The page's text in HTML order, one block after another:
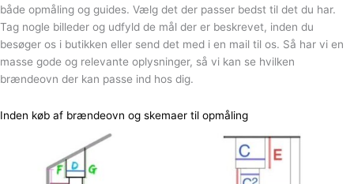
både opmåling og guides. Vælg det der passer bedst til det du har.
Tag nogle billeder og udfyld de mål der er beskrevet, inden du
besøger os i butikken eller send det med i en mail til os. Så har vi en
masse gode og relevante oplysninger, så vi kan se hvilken
brændeovn der kan passe ind hos dig.
Inden køb af brændeovn og skemaer til opmåling